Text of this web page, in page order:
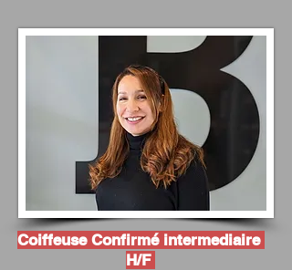
Coiffeuse Confirmé intermediaire
H/F